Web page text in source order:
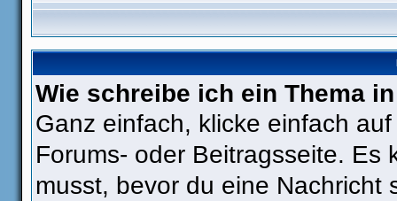
Wie schreibe ich ein Thema
Ganz einfach, klicke einfach
Forums- oder Beitragsseite. Es
musst, bevor du eine Nachricht